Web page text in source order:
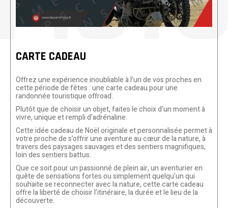
CARTE CADEAU
Offrez une expérience inoubliable à l’un de vos proches en
cette période de fêtes : une carte cadeau pour une
randonnée touristique offroad.
Plutôt que de choisir un objet, faites le choix d’un moment à
vivre, unique et rempli d’adrénaline.
Cette idée cadeau de Noël originale et personnalisée permet à
votre proche de s’offrir une aventure au cœur de la nature, à
travers des paysages sauvages et des sentiers magnifiques,
loin des sentiers battus.
Que ce soit pour un passionné de plein air, un aventurier en
quête de sensations fortes ou simplement quelqu’un qui
souhaite se reconnecter avec la nature, cette carte cadeau
offre la liberté de choisir l’itinéraire, la durée et le lieu de la
découverte.